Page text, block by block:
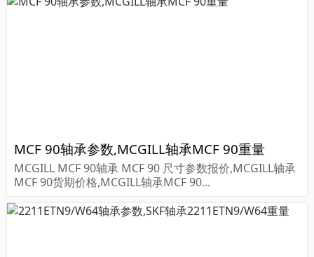
MCF 90轴承参数,MCGILL轴承MCF 90重量
MCGILL MCF 90轴承 MCF 90 尺寸参数报价,MCGILL轴承
MCF 90货期价格,MCGILL轴承MCF 90...